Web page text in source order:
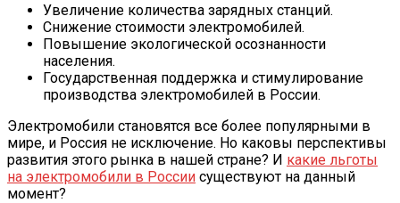
Увеличение количества зарядных станций.
Снижение стоимости электромобилей.
Повышение экологической осознанности
населения.
Государственная поддержка и стимулирование
производства электромобилей в России.
Электромобили становятся все более популярными в
мире, и Россия не исключение. Но каковы перспективы
развития этого рынка в нашей стране? И какие льготы
на электромобили в России существуют на данный
момент?